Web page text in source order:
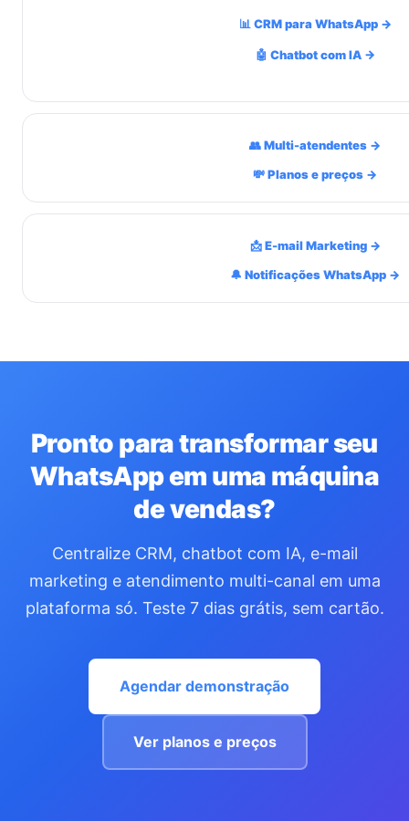
📊 CRM para WhatsApp →
🤖 Chatbot com IA →
👥 Multi-atendentes →
💸 Planos e preços →
📩 E-mail Marketing →
🔔 Notificações WhatsApp →
Pronto para transformar seu
WhatsApp em uma máquina
de vendas?
Centralize CRM, chatbot com IA, e-mail
marketing e atendimento multi-canal em uma
plataforma só. Teste 7 dias grátis, sem cartão.
Agendar demonstração
Ver planos e preços